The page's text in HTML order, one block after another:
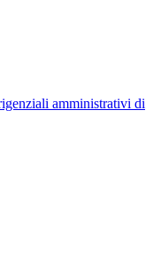
amministrativi di